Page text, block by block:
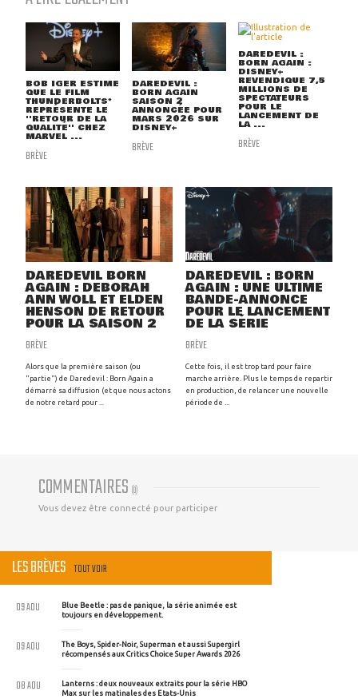
BOB IGER ESTIME
QUE LE FILM
THUNDERBOLTS*
REPRÉSENTE LE
''RETOUR DE LA
QUALITÉ'' CHEZ
MARVEL ...
BRÈVE
DAREDEVIL :
BORN AGAIN
SAISON 2
ANNONCÉE POUR
MARS 2026 SUR
DISNEY+
BRÈVE
DAREDEVIL :
BORN AGAIN :
DISNEY+
REVENDIQUE 7,5
MILLIONS DE
SPECTATEURS
POUR LE
LANCEMENT DE
LA ...
BRÈVE
DAREDEVIL BORN
AGAIN : DEBORAH
ANN WOLL ET ELDEN
HENSON DE RETOUR
POUR LA SAISON 2
BRÈVE
Alors que la première saison (ou
"partie") de Daredevil : Born Again a
démarré sa diffusion (et que nous actons
de notre retard pour ...
DAREDEVIL : BORN
AGAIN : UNE ULTIME
BANDE-ANNONCE
POUR LE LANCEMENT
DE LA SÉRIE
BRÈVE
Cette fois, il est trop tard pour faire
marche arrière. Plus le temps de repartir
en production, de relancer une nouvelle
période de ...
COMMENTAIRES (0)
Vous devez être connecté pour participer
LES BRÈVES TOUT VOIR
Blue Beetle : pas de panique, la série animée est
toujours en développement.
09 AOU
The Boys, Spider-Noir, Superman et aussi Supergirl
récompensés aux Critics Choice Super Awards 2026
09 AOU
Lanterns : deux nouveaux extraits pour la série HBO
Max sur les matinales des Etats-Unis
08 AOU